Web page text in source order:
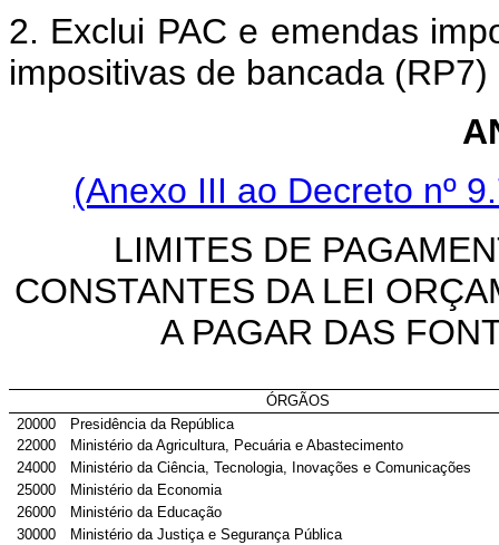
2. Exclui PAC e emendas
impositivas de bancada (RP7)
(Anexo III ao Decreto nº
LIMITES DE
CONSTANTES DA LEI
A PAGAR DAS
ÓRGÃOS
20000
Presidência da República
22000
Ministério da Agricultura, Pecuária e Abastecimento
24000
Ministério da Ciência, Tecnologia, Inovações e Comunicações
25000
Ministério da Economia
26000
Ministério da Educação
30000
Ministério da Justiça e Segurança Pública